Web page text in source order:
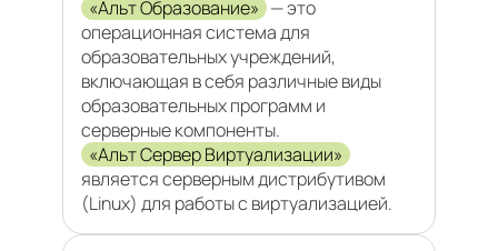
«Альт Образование» — это
операционная система для
образовательных учреждений,
включающая в себя различные виды
образовательных программ и
серверные компоненты.
«Альт Сервер Виртуализации»
является серверным дистрибутивом
(Linux) для работы с виртуализацией.